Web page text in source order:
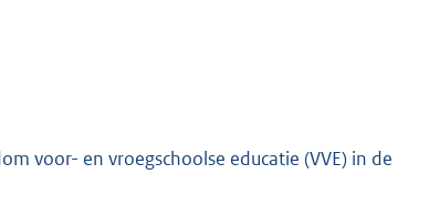
voor- en vroegschoolse educatie (VVE) in de